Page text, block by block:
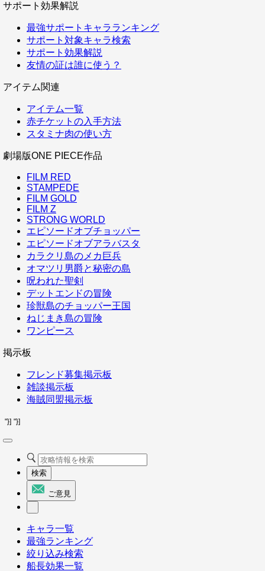
サポート効果解説
最強サポートキャラランキング
サポート対象キャラ検索
サポート効果解説
友情の証は誰に使う？
アイテム関連
アイテム一覧
赤チケットの入手方法
スタミナ肉の使い方
劇場版ONE PIECE作品
FILM RED
STAMPEDE
FILM GOLD
FILM Z
STRONG WORLD
エピソードオブチョッパー
エピソードオブアラバスタ
カラクリ島のメカ巨兵
オマツリ男爵と秘密の島
呪われた聖剣
デットエンドの冒険
珍獣島のチョッパー王国
ねじまき島の冒険
ワンピース
掲示板
フレンド募集掲示板
雑談掲示板
海賊同盟掲示板
"}] "}]
検索
ご意見
キャラ一覧
最強ランキング
絞り込み検索
船長効果一覧